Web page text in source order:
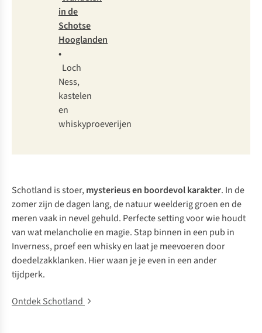
in de
Schotse
Hooglanden
•
Loch
Ness,
kastelen
en
whiskyproeverijen
Schotland is stoer,mysterieusen boordevol karakter. In de
zomer zijn de dagen lang, de natuur weelderig groen en de
meren vaak in nevel gehuld. Perfecte setting voor wie houdt
van wat melancholie en magie. Stap binnen in een pub in
Inverness, proef een whisky en laat je meevoeren door
doedelzakklanken. Hier waan je je even in een ander
tijdperk.
Ontdek Schotland